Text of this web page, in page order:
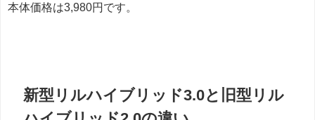
本体価格は3,980円です。
新型リルハイブリッド3.0と旧型リル